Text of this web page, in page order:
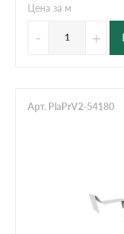
Цена за м
- +
Арт. PlaPrV2-54180